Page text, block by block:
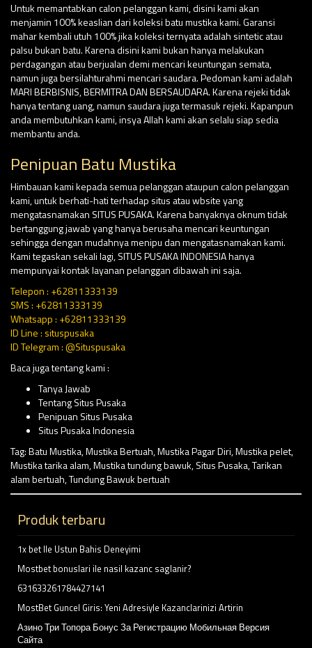
Untuk memantabkan calon pelanggan kami, disini kami akan
menjamin 100% keaslian dari koleksi batu mustika kami. Garansi
mahar kembali utuh 100% jika koleksi ternyata adalah sintetic atau
palsu bukan batu. Karena disini kami bukan hanya melakukan
perdagangan atau berjualan demi mencari keuntungan semata,
namun juga bersilahturahmi mencari saudara. Pedoman kami adalah
MARI BERBISNIS, BERMITRA DAN BERSAUDARA. Karena rejeki tidak
hanya tentang uang, namun saudara juga termasuk rejeki. Kapanpun
anda membutuhkan kami, insya Allah kami akan selalu siap sedia
membantu anda.
Penipuan Batu Mustika
Himbauan kami kepada semua pelanggan ataupun calon pelanggan
kami, untuk berhati-hati terhadap situs atau wbsite yang
mengatasnamakan SITUS PUSAKA. Karena banyaknya oknum tidak
bertanggung jawab yang hanya berusaha mencari keuntungan
sehingga dengan mudahnya menipu dan mengatasnamakan kami.
Kami tegaskan sekali lagi, SITUS PUSAKA INDONESIA hanya
mempunyai kontak layanan pelanggan dibawah ini saja.
Telepon : +62811333139
SMS : +62811333139
Whatsapp : +62811333139
ID Line : situspusaka
ID Telegram : @Situspusaka
Baca juga tentang kami :
Tanya Jawab
Tentang Situs Pusaka
Penipuan Situs Pusaka
Situs Pusaka Indonesia
Tag:Batu Mustika,Mustika Bertuah,Mustika Pagar Diri,Mustika pelet,
Mustika tarika alam,Mustika tundung bawuk,Situs Pusaka,Tarikan
alam bertuah,Tundung Bawuk bertuah
Produk terbaru
1x bet Ile Ustun Bahis Deneyimi
Mostbet bonuslari ile nasil kazanc saglanir?
631633261784427141
MostBet Guncel Giris: Yeni Adresiyle Kazanclarinizi Artirin
Азино Три Топора Бонус За Регистрацию Мобильная Версия
Сайта